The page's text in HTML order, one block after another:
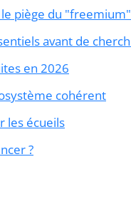
piège du "freemium"
avant de
en 2026
cohérent
les écueils
?